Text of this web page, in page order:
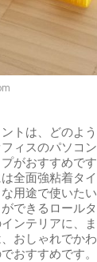
トは、どのよ
ィスのパソコ
がおすすめで
全面強粘着タ
用途で使いた
できるロール
ンテリアに、
おしゃれでか
おすすめです。